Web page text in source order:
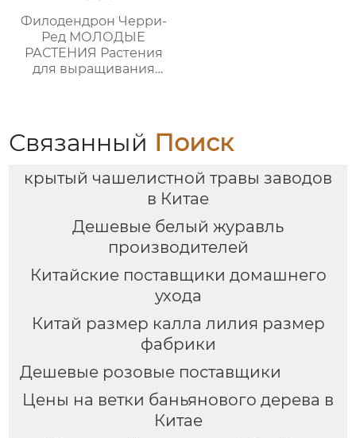
Филодендрон Черри-
Ред МОЛОДЫЕ
РАСТЕНИЯ Растения
для выращивания
Связанный Поиск
крытый чашелистной травы заводов
в Китае
Дешевые белый журавль
производителей
Китайские поставщики домашнего
ухода
Китай размер калла лилия размер
фабрики
Дешевые розовые поставщики
Цены на ветки баньянового дерева в
Китае